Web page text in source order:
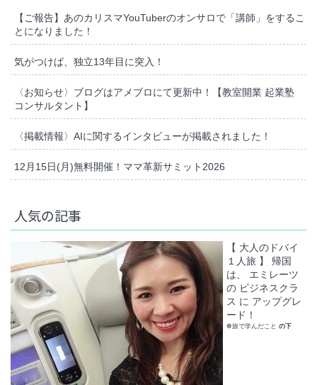
【ご報告】あのカリスマYouTuberのオンサロで「講師」をするこ
とになりました！
気がつけば、独立13年目に突入！
〈お知らせ〉ブログはアメブロにて更新中！【教室開業 起業塾
コンサルタント】
〈掲載情報〉AIに関するインタビューが掲載されました！
12月15日(月)無料開催！ママ革新サミット2026
人気の記事
【 大人のドバイ
１人旅 】 帰国
は、 エミレーツ
の ビジネスクラ
ス に アップグレ
ード！
❁旅で学んだこと の下